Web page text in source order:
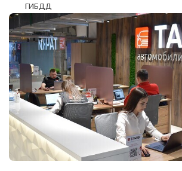
ГИБДД
Оставить заявку
на продажу автомобиля